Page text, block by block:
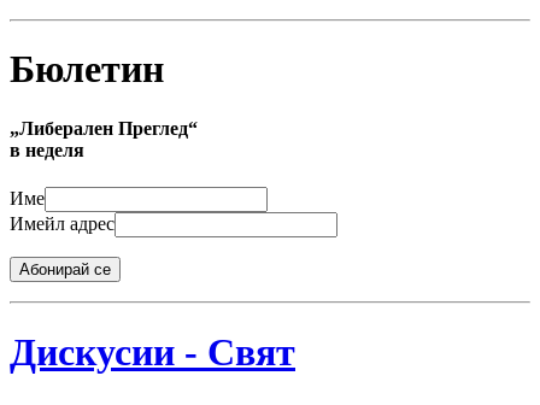
Бюлетин
„Либерален Преглед“
в неделя
Име
Имейл адрес
Абонирай се
Дискусии - Свят